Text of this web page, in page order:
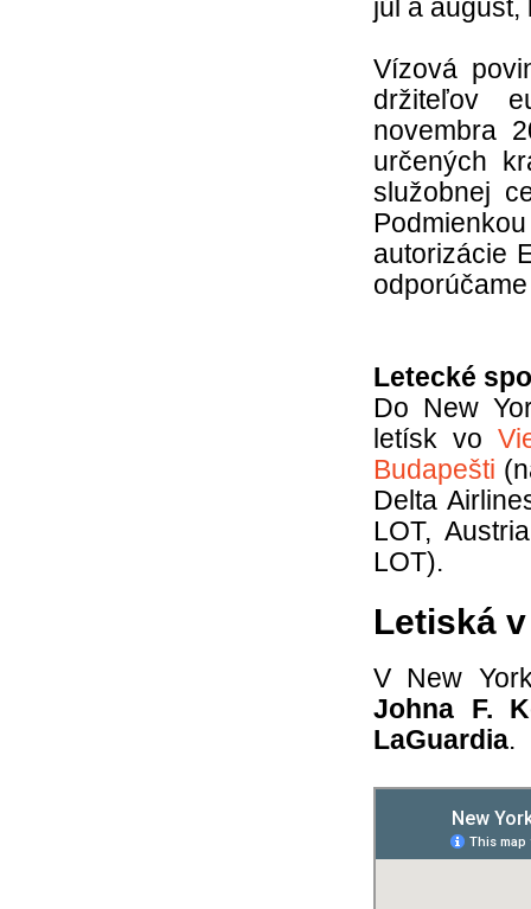
júl a august,
Vízová
držiteľov
novembra
určených
služobnej
autorizácie
Letecké
Do New
letísk vo
Budapešti
Delta
LOT,
LOT).
Letiská
V New
Johna F.
LaGuardia.